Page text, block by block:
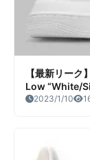
【最新リー
Low “White/
2023/1/10